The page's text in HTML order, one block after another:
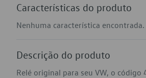
Características do produto
Nenhuma característica encontrada.
Descrição do produto
Relé original para seu VW, o